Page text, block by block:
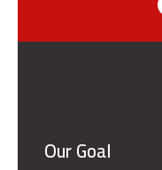
Our Goal